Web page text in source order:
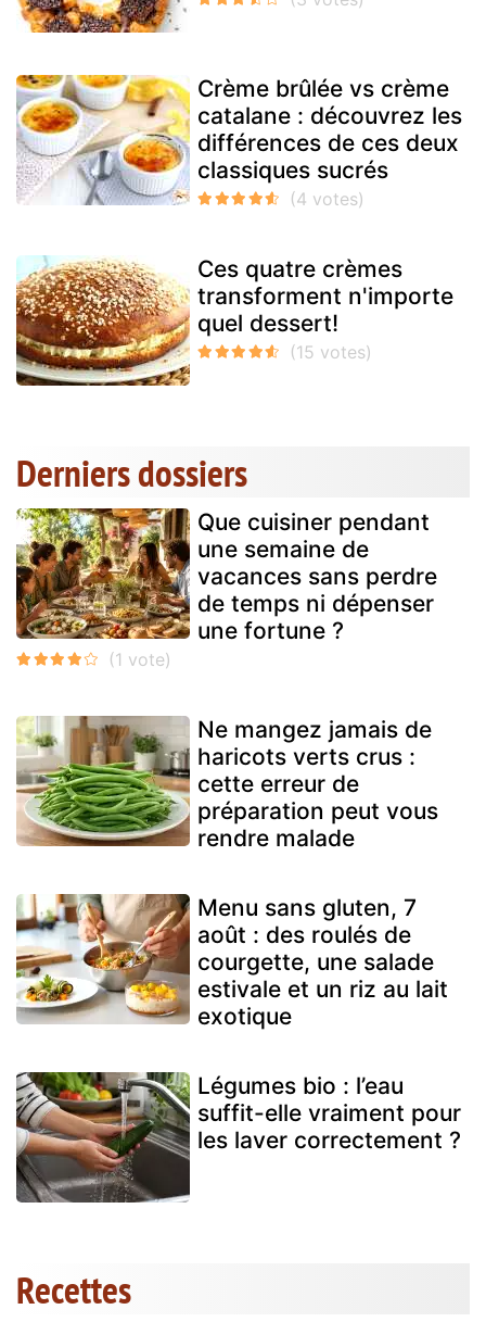
Crème brûlée vs crème
catalane : découvrez les
différences de ces deux
classiques sucrés
Ces quatre crèmes
transforment n'importe
quel dessert!
Derniers dossiers
Que cuisiner pendant
une semaine de
vacances sans perdre
de temps ni dépenser
une fortune ?
Ne mangez jamais de
haricots verts crus :
cette erreur de
préparation peut vous
rendre malade
Menu sans gluten, 7
août : des roulés de
courgette, une salade
estivale et un riz au lait
exotique
Légumes bio : l’eau
suffit-elle vraiment pour
les laver correctement ?
Recettes